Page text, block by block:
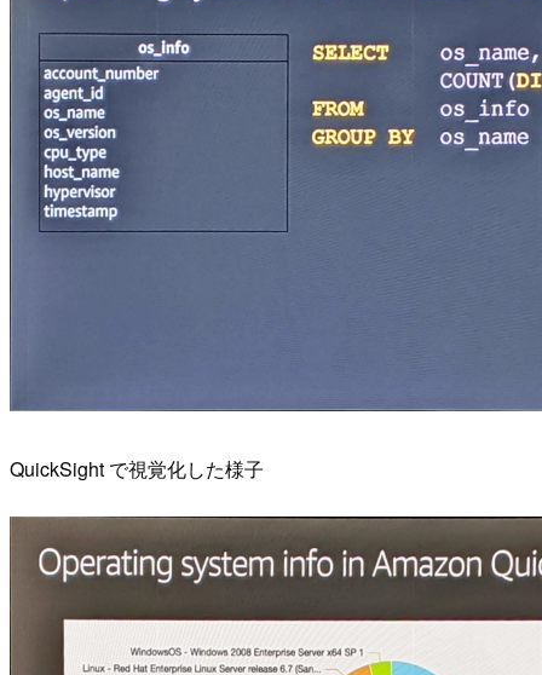
QuickSight で視覚化した様子